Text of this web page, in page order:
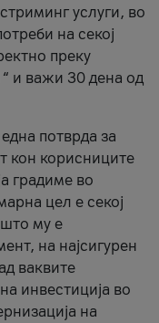
услуги, во
на секој
преку
и важи 30 дена од
потврда за
кон корисниците
градиме во
цел е секој
му е
на најсигурен
ваквите
инвестиција во
на